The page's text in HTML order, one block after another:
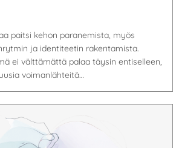
paitsi kehon paranemista, myös
ja identiteetin rakentamista.
ei välttämättä palaa täysin entiselleen,
voimanlähteitä…